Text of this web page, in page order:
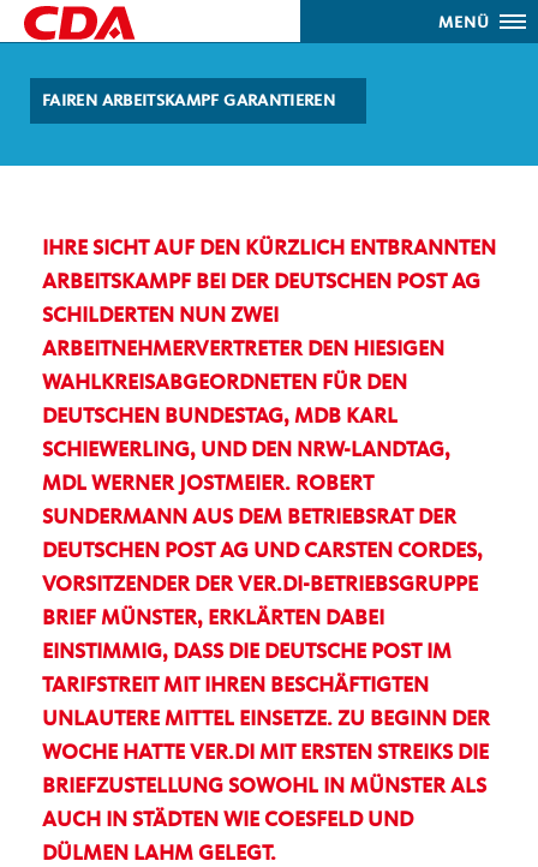
MENÜ
FAIREN ARBEITSKAMPF GARANTIEREN
IHRE SICHT AUF DEN KÜRZLICH ENTBRANNTEN
ARBEITSKAMPF BEI DER DEUTSCHEN POST AG
SCHILDERTEN NUN ZWEI
ARBEITNEHMERVERTRETER DEN HIESIGEN
WAHLKREISABGEORDNETEN FÜR DEN
DEUTSCHEN BUNDESTAG, MDB KARL
SCHIEWERLING, UND DEN NRW-LANDTAG,
MDL WERNER JOSTMEIER. ROBERT
SUNDERMANN AUS DEM BETRIEBSRAT DER
DEUTSCHEN POST AG UND CARSTEN CORDES,
VORSITZENDER DER VER.DI-BETRIEBSGRUPPE
BRIEF MÜNSTER, ERKLÄRTEN DABEI
EINSTIMMIG, DASS DIE DEUTSCHE POST IM
TARIFSTREIT MIT IHREN BESCHÄFTIGTEN
UNLAUTERE MITTEL EINSETZE. ZU BEGINN DER
WOCHE HATTE VER.DI MIT ERSTEN STREIKS DIE
BRIEFZUSTELLUNG SOWOHL IN MÜNSTER ALS
AUCH IN STÄDTEN WIE COESFELD UND
DÜLMEN LAHM GELEGT.